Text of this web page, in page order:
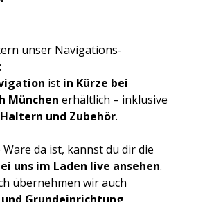
unser Navigations-
ist in Kürze bei
München erhältlich – inklusive
und Zubehör.
Ware da ist, kannst du dir die
uns im Laden live ansehen.
übernehmen wir auch
Grundeinrichtung.